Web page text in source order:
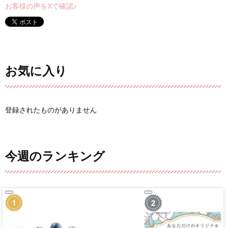
お客様の声をXで確認♪
お気に入り
登録されたものがありません
今週のランキング